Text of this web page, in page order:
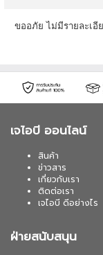
ขออภัย ไม่มีรายละเ
เจไอบี ออนไลน์
สินค้า
ข่าวสาร
เกี่ยวกับเรา
ติดต่อเรา
เจไอบี ดีอย่างไร
ฝ่ายสนับสนุน